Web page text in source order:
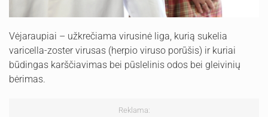
Vėjaraupiai – užkrečiama virusinė liga, kurią sukelia
varicella-zoster virusas (herpio viruso porūšis) ir kuriai
būdingas karščiavimas bei pūslelinis odos bei gleivinių
bėrimas.
Reklama: